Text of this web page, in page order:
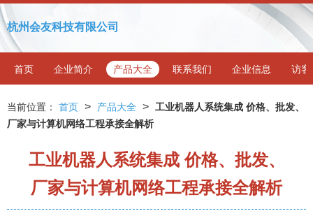
杭州会友科技有限公司
首页 企业简介 产品大全 联系我们 企业信息 访客
当前位置： 首页 > 产品大全 > 工业机器人系统集成 价格、批发、
厂家与计算机网络工程承接全解析
工业机器人系统集成 价格、批发、
厂家与计算机网络工程承接全解析